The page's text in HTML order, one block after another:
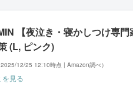
【夜泣き・寝かしつけ専
(L, ピンク)
2025/12/25 12:10時点 | Amazon調べ）
を見る